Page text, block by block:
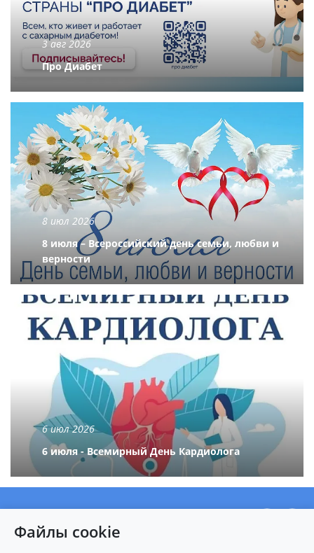
3 авг 2026
Про Диабет
8 июл 2026
8 июля – Всероссийский день семьи, любви и
верности
6 июл 2026
6 июля - Всемирный День Кардиолога
О центре
Новости
Файлы cookie